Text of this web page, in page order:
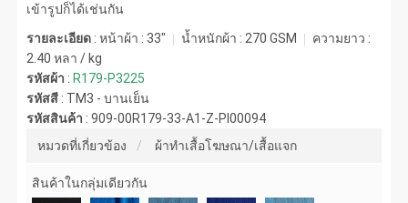
เข้ารูปก็ได้เช่นกัน
รายละเอียด : หน้าผ้า : 33" น้ำหนักผ้า : 270 GSM
ความยาว :
2.40 หลา / kg
รหัสผ้า :R179-P3225
รหัสสี : TM3 - บานเย็น
รหัสสินค้า :909-00R179-33-A1-Z-PI00094
หมวดที่เกี่ยวข้อง
ผ้าทำเสื้อโฆษณา/เสื้อแจก
สินค้าในกลุ่มเดียวกัน